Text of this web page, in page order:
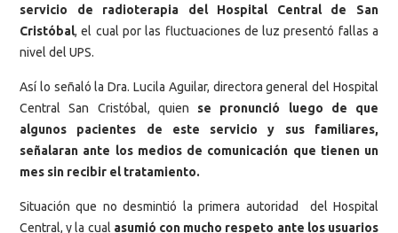
servicio de radioterapia del Hospital Central de San
Cristóbal, el cual por las fluctuaciones de luz presentó fallas a
nivel del UPS.
Así lo señaló la Dra. Lucila Aguilar, directora general del Hospital
Central San Cristóbal, quien se pronunció luego de que
algunos pacientes de este servicio y sus familiares,
señalaran ante los medios de comunicación que tienen un
mes sin recibir el tratamiento.
Situación que no desmintió la primera autoridad del Hospital
Central, y la cual asumió con mucho respeto ante los usuarios